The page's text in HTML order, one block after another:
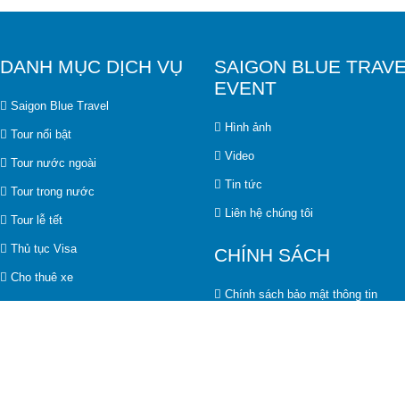
DANH MỤC DỊCH VỤ
Saigon Blue Travel
Tour nổi bật
Tour nước ngoài
Tour trong nước
Tour lễ tết
Thủ tục Visa
Cho thuê xe
SAIGON BLUE
EVENT
Hình ảnh
Video
Tin tức
Liên hệ chúng tôi
CHÍNH SÁCH
Chính sách bảo mật thông tin